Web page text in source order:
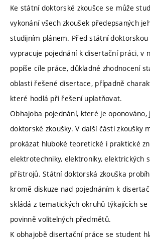
Ke státní doktorské zkoušce se může
vykonání všech zkoušek předepsaných
studijním plánem. Před státní
vypracuje pojednání k disertační práci, v
popíše cíle práce, důkladné zhodnocení
oblasti řešené disertace, případně
které hodlá při řešení uplatňovat.
Obhajoba pojednání, které je
doktorské zkoušky. V další části zkoušky
prokázat hluboké teoretické i praktické
elektrotechniky, elektroniky, elektrických
přístrojů. Státní doktorská zkouška
kromě diskuze nad pojednáním k
skládá z tematických okruhů týkajících se
povinně volitelných předmětů.
K obhajobě disertační práce se student